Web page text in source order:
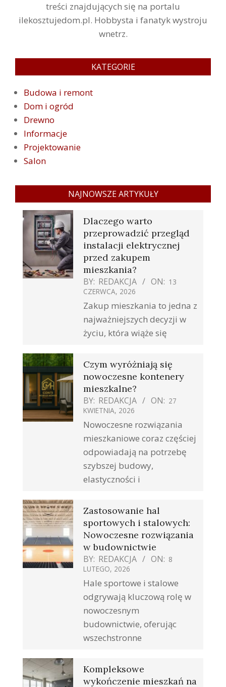
treści znajdujących się na portalu
ilekosztujedom.pl. Hobbysta i fanatyk wystroju
wnetrz.
KATEGORIE
Budowa i remont
Dom i ogród
Drewno
Informacje
Projektowanie
Salon
NAJNOWSZE ARTYKUŁY
Dlaczego warto
przeprowadzić przegląd
instalacji elektrycznej
przed zakupem
mieszkania?
BY: REDAKCJA ON: 13
CZERWCA, 2026
Zakup mieszkania to jedna z
najważniejszych decyzji w
życiu, która wiąże się
Czym wyróżniają się
nowoczesne kontenery
mieszkalne?
BY: REDAKCJA ON: 27
KWIETNIA, 2026
Nowoczesne rozwiązania
mieszkaniowe coraz częściej
odpowiadają na potrzebę
szybszej budowy,
elastyczności i
Zastosowanie hal
sportowych i stalowych:
Nowoczesne rozwiązania
w budownictwie
BY: REDAKCJA ON: 8
LUTEGO, 2026
Hale sportowe i stalowe
odgrywają kluczową rolę w
nowoczesnym
budownictwie, oferując
wszechstronne
Kompleksowe
wykończenie mieszkań na